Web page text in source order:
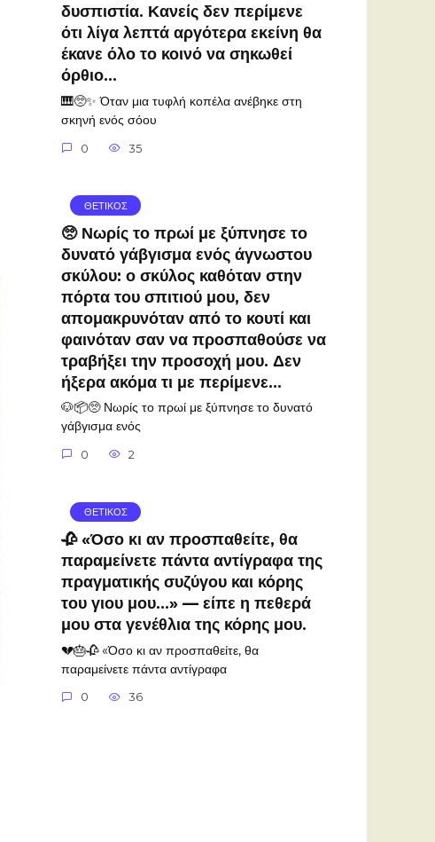
δυσπιστία. Κανείς δεν περίμενε
ότι λίγα λεπτά αργότερα εκείνη θα
έκανε όλο το κοινό να σηκωθεί
όρθιο…
🎹🥺✨ Όταν μια τυφλή κοπέλα ανέβηκε στη
σκηνή ενός σόου
0 35
ΘΕΤΙΚΟΣ
🥺 Νωρίς το πρωί με ξύπνησε το
δυνατό γάβγισμα ενός άγνωστου
σκύλου: ο σκύλος καθόταν στην
πόρτα του σπιτιού μου, δεν
απομακρυνόταν από το κουτί και
φαινόταν σαν να προσπαθούσε να
τραβήξει την προσοχή μου. Δεν
ήξερα ακόμα τι με περίμενε…
🐶📦🥺 Νωρίς το πρωί με ξύπνησε το δυνατό
γάβγισμα ενός
0 2
ΘΕΤΙΚΟΣ
🥀 «Όσο κι αν προσπαθείτε, θα
παραμείνετε πάντα αντίγραφα της
πραγματικής συζύγου και κόρης
του γιου μου…» — είπε η πεθερά
μου στα γενέθλια της κόρης μου.
💔🎂🥀 «Όσο κι αν προσπαθείτε, θα
παραμείνετε πάντα αντίγραφα
0 36